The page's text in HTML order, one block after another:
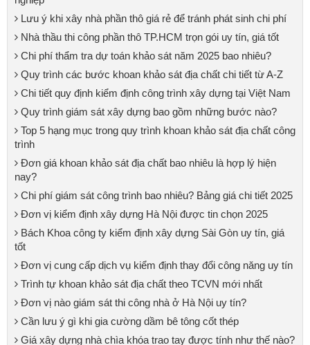
Lưu ý khi xây nhà phần thô giá rẻ để tránh phát sinh chi phí
Nhà thầu thi công phần thô TP.HCM trọn gói uy tín, giá tốt
Chi phí thẩm tra dự toán khảo sát năm 2025 bao nhiêu?
Quy trình các bước khoan khảo sát địa chất chi tiết từ A-Z
Chi tiết quy định kiểm định công trình xây dựng tại Việt Nam
Quy trình giám sát xây dựng bao gồm những bước nào?
Top 5 hạng mục trong quy trình khoan khảo sát địa chất công
trình
Đơn giá khoan khảo sát địa chất bao nhiêu là hợp lý hiện
nay?
Chi phí giám sát công trình bao nhiêu? Bảng giá chi tiết 2025
Đơn vị kiểm định xây dựng Hà Nội được tin chọn 2025
Bách Khoa công ty kiểm định xây dựng Sài Gòn uy tín, giá
tốt
Đơn vị cung cấp dịch vụ kiểm định thay đổi công năng uy tín
Trình tự khoan khảo sát địa chất theo TCVN mới nhất
Đơn vị nào giám sát thi công nhà ở Hà Nội uy tín?
Cần lưu ý gì khi gia cường dầm bê tông cốt thép
Giá xây dựng nhà chìa khóa trao tay được tính như thế nào?